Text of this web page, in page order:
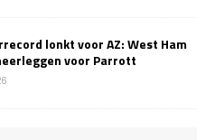
lonkt voor AZ: West Ham
voor Parrott